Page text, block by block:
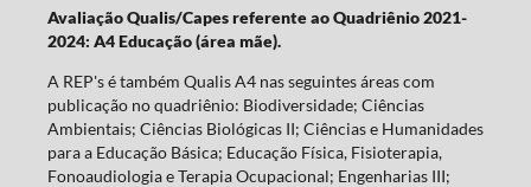
Avaliação Qualis/Capes referente ao Quadriênio 2021-
2024: A4 Educação (área mãe).
A REP's é também Qualis A4 nas seguintes áreas com
publicação no quadriênio: Biodiversidade; Ciências
Ambientais; Ciências Biológicas II; Ciências e Humanidades
para a Educação Básica; Educação Física, Fisioterapia,
Fonoaudiologia e Terapia Ocupacional; Engenharias III;